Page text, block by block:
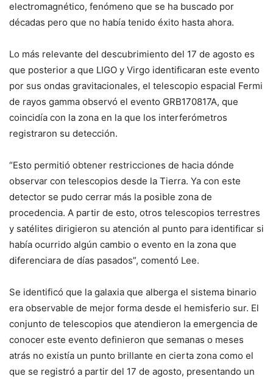
electromagnético, fenómeno que se ha buscado por
décadas pero que no había tenido éxito hasta ahora.
Lo más relevante del descubrimiento del 17 de agosto es
que posterior a que LIGO y Virgo identificaran este evento
por sus ondas gravitacionales, el telescopio espacial Fermi
de rayos gamma observó el evento GRB170817A, que
coincidía con la zona en la que los interferómetros
registraron su detección.
“Esto permitió obtener restricciones de hacia dónde
observar con telescopios desde la Tierra. Ya con este
detector se pudo cerrar más la posible zona de
procedencia. A partir de esto, otros telescopios terrestres
y satélites dirigieron su atención al punto para identificar si
había ocurrido algún cambio o evento en la zona que
diferenciara de días pasados”, comentó Lee.
Se identificó que la galaxia que alberga el sistema binario
era observable de mejor forma desde el hemisferio sur. El
conjunto de telescopios que atendieron la emergencia de
conocer este evento definieron que semanas o meses
atrás no existía un punto brillante en cierta zona como el
que se registró a partir del 17 de agosto, presentando un